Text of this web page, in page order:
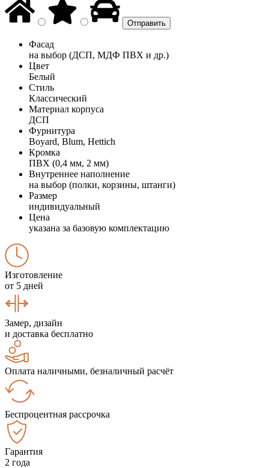
Фасад
на выбор (ДСП, МДФ ПВХ и др.)
Цвет
Белый
Стиль
Классический
Материал корпуса
ДСП
Фурнитура
Boyard, Blum, Hettich
Кромка
ПВХ (0,4 мм, 2 мм)
Внутреннее наполнение
на выбор (полки, корзины, штанги)
Размер
индивидуальный
Цена
указана за базовую комплектацию
Изготовление
от 5 дней
Замер, дизайн
и доставка бесплатно
Оплата наличными, безналичный расчёт
Беспроцентная рассрочка
Гарантия
2 года